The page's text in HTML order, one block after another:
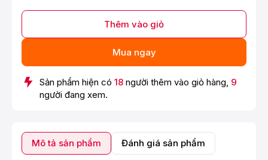
Thêm vào giỏ
Mua ngay
Sản phẩm hiện có 18 người thêm vào giỏ hàng, 9
người đang xem.
Mô tả sản phẩm Đánh giá sản phẩm